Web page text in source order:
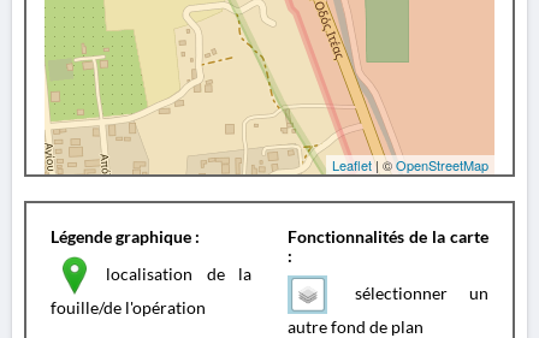
Leaflet| ©OpenStreetMap
Légende graphique :
localisation de la
fouille/de l'opération
Fonctionnalités de la carte
:
sélectionner un
autre fond de plan